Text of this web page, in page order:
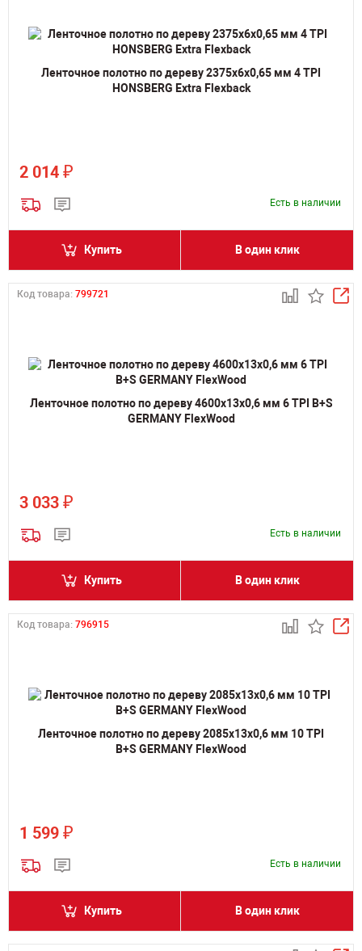
Ленточное полотно по дереву 2375х6х0,65 мм 4 TPI
HONSBERG Extra Flexback
2 014 ₽
Есть в наличии
Купить В один клик
Код товара: 799721
Ленточное полотно по дереву 4600х13х0,6 мм 6 TPI B+S
GERMANY FlexWood
3 033 ₽
Есть в наличии
Купить В один клик
Код товара: 796915
Ленточное полотно по дереву 2085х13х0,6 мм 10 TPI
B+S GERMANY FlexWood
1 599 ₽
Есть в наличии
Купить В один клик